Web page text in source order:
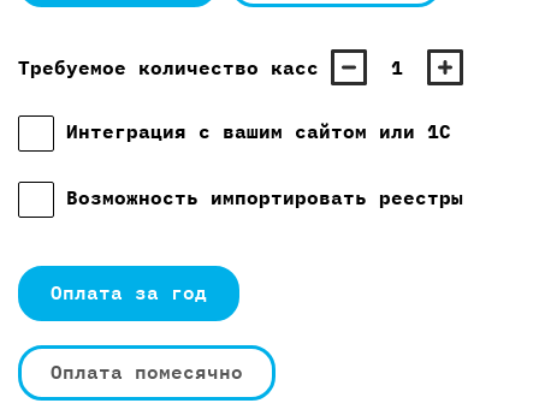
Требуемое количество касс 1
Интеграция с вашим сайтом или 1С
Возможность импортировать реестры
Оплата за год
Оплата помесячно